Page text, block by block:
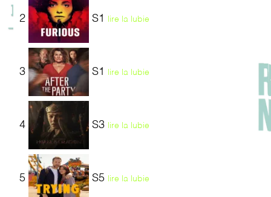
2 S1 lire la lubie
3 S1 lire la lubie
4 S3 lire la lubie
5 S5 lire la lubie